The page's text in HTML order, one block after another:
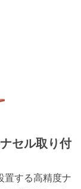
セル取り付
置する高精度ナ